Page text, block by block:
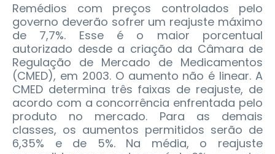
Remédios com preços controlados pelo
governo deverão sofrer um reajuste máximo
de 7,7%. Esse é o maior porcentual
autorizado desde a criação da Câmara de
Regulação de Mercado de Medicamentos
(CMED), em 2003. O aumento não é linear. A
CMED determina três faixas de reajuste, de
acordo com a concorrência enfrentada pelo
produto no mercado. Para as demais
classes, os aumentos permitidos serão de
6,35% e de 5%. Na média, o reajuste